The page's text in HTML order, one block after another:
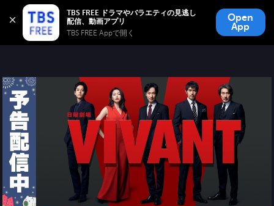
TBS FREE ドラマやバラエティの見逃し
TBS FREE Appで開く
Open
App
TBS FREE
無料見逃し配信